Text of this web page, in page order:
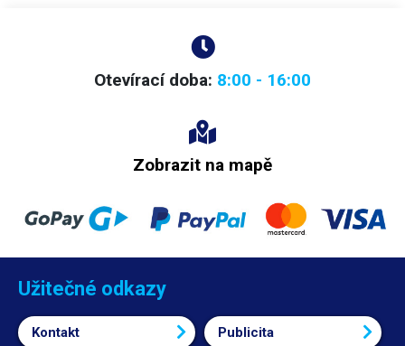
Otevírací doba: 8:00 - 16:00
Zobrazit na mapě
Užitečné odkazy
Kontakt Publicita